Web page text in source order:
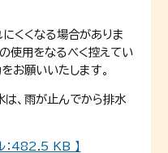
くくなる場合がありま
使用をなるべく控えてい
お願いいたします。
、雨が止んでから排水
：482.5 KB 】